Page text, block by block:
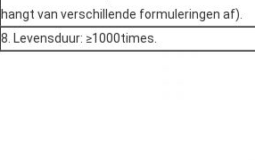
hangt van verschillende formuleringen af).
8. Levensduur: ≥1000times.